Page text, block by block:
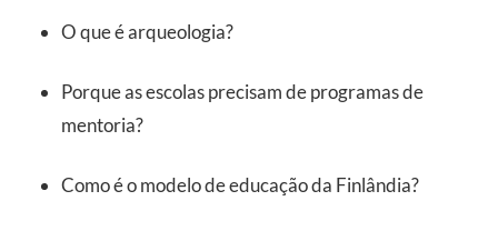
O que é arqueologia?
Porque as escolas precisam de programas de
mentoria?
Como é o modelo de educação da Finlândia?